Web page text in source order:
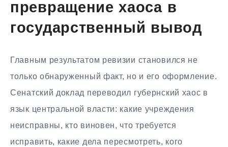
превращение хаоса в
государственный вывод
Главным результатом ревизии становился не
только обнаруженный факт, но и его оформление.
Сенатский доклад переводил губернский хаос в
язык центральной власти: какие учреждения
неисправны, кто виновен, что требуется
исправить, какие дела пересмотреть, кого